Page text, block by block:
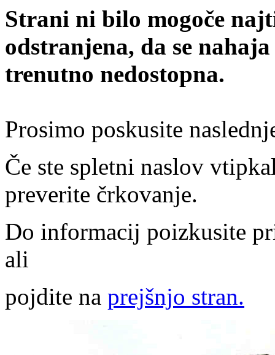
Strani ni bilo mogoče
odstranjena, da se
trenutno nedostopna.
Prosimo poskusite
Če ste spletni naslov
preverite črkovanje.
Do informacij poizkusite
ali
pojdite na prejšnjo stran.